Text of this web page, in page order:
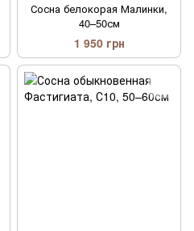
Сосна белокорая Малинки,
40–50см
1 950 грн